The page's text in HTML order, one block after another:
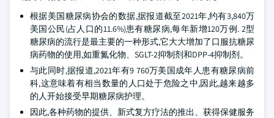
根据美国糖尿病协会的数据,据报道截至2021年,约有3,840万
美国公民(占人口的11.6%)患有糖尿病,每年新增120万例. 2型
糖尿病的流行是最主要的一种形式,它大大增加了口服抗糖尿
病药物的使用,如重氮化物、SGLT-2抑制剂和DPP-4抑制剂。
与此同时,据报道,2021年有9 760万美国成年人患有糖尿病前
科,这意味着有相当数量的人口处于危险之中,因此,越来越多
的人开始接受早期糖尿病护理。
因此,各种药物的提供、新式复方疗法的推出、获得保健服务